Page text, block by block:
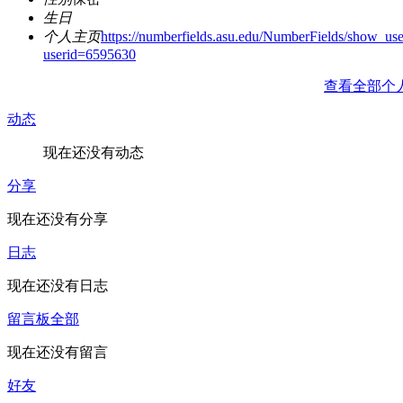
生日
个人主页https://numberfields.asu.edu/NumberFields/
userid=6595630
查看全部个
动态
现在还没有动态
分享
现在还没有分享
日志
现在还没有日志
留言板全部
现在还没有留言
好友